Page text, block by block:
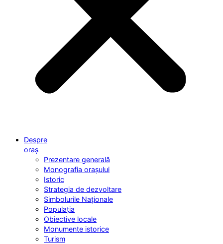
Despre
oraș
Prezentare generală
Monografia orașului
Istoric
Strategia de dezvoltare
Simbolurile Naționale
Populația
Obiective locale
Monumente istorice
Turism